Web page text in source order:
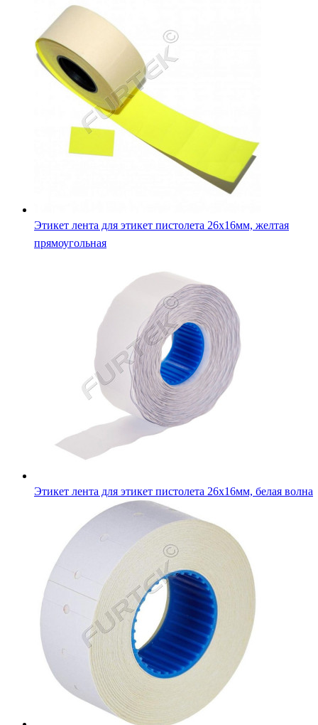
Этикет лента для этикет пистолета 26х16мм, желтая
прямоугольная
Этикет лента для этикет пистолета 26х16мм, белая волна